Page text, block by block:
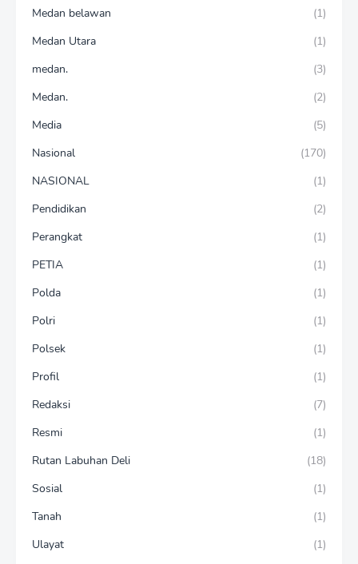
Medan belawan
(1)
Medan Utara
(1)
medan.
(3)
Medan.
(2)
Media
(5)
Nasional
(170)
NASIONAL
(1)
Pendidikan
(2)
Perangkat
(1)
PETIA
(1)
Polda
(1)
Polri
(1)
Polsek
(1)
Profil
(1)
Redaksi
(7)
Resmi
(1)
Rutan Labuhan Deli
(18)
Sosial
(1)
Tanah
(1)
Ulayat
(1)